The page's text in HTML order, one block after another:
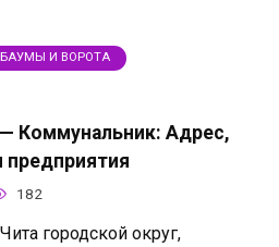
И ВОРОТА
Коммунальник: Адрес,
предприятия
182
городской округ,